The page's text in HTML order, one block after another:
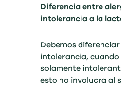
Diferencia entre
intolerancia a la
Debemos
intolerancia, cuando
solamente
esto no involucra al